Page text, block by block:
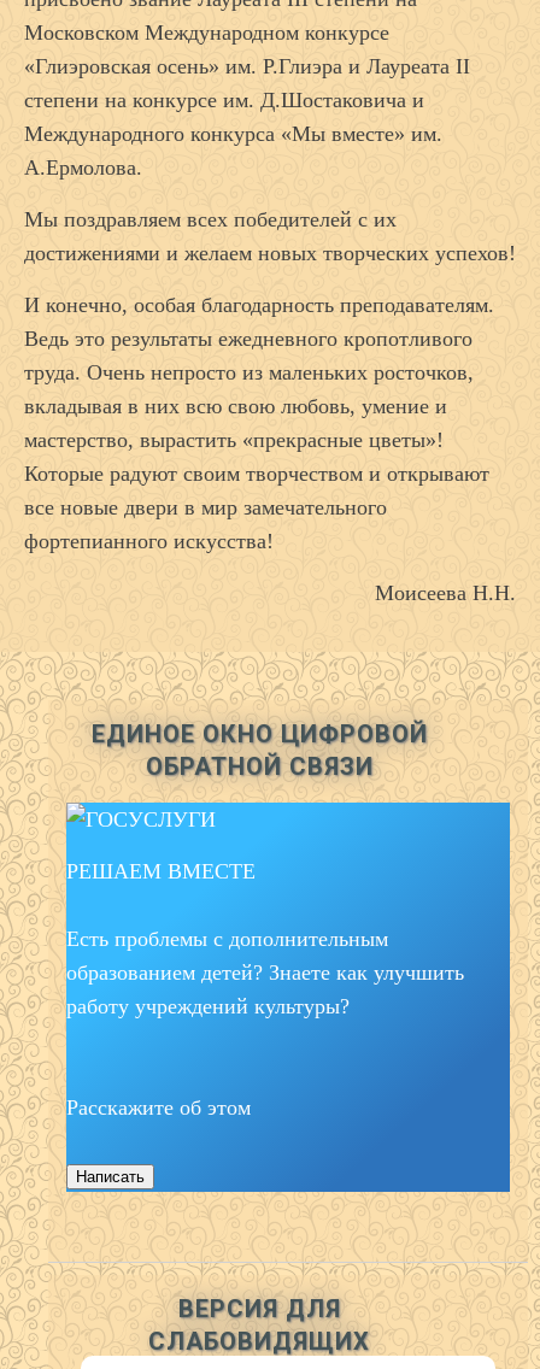
Московском Международном конкурсе
«Глиэровская осень» им. Р.Глиэра и Лауреата II
степени на конкурсе им. Д.Шостаковича и
Международного конкурса «Мы вместе» им.
А.Ермолова.
Мы поздравляем всех победителей с их
достижениями и желаем новых творческих успехов!
И конечно, особая благодарность преподавателям.
Ведь это результаты ежедневного кропотливого
труда. Очень непросто из маленьких росточков,
вкладывая в них всю свою любовь, умение и
мастерство, вырастить «прекрасные цветы»!
Которые радуют своим творчеством и открывают
все новые двери в мир замечательного
фортепианного искусства!
Моисеева Н.Н.
ЕДИНОЕ ОКНО ЦИФРОВОЙ
ОБРАТНОЙ СВЯЗИ
РЕШАЕМ ВМЕСТЕ
Есть проблемы с дополнительным
образованием детей? Знаете как улучшить
работу учреждений культуры?
Расскажите об этом
Написать
ВЕРСИЯ ДЛЯ
СЛАБОВИДЯЩИХ